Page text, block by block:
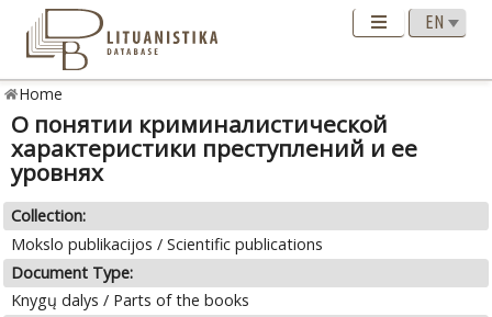
Home
О понятии криминалистической
характеристики преступлений и ее
уровнях
Collection:
Mokslo publikacijos / Scientific publications
Document Type:
Knygų dalys / Parts of the books